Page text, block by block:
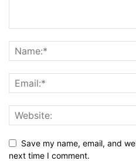
Save my name, email, and
next time I comment.